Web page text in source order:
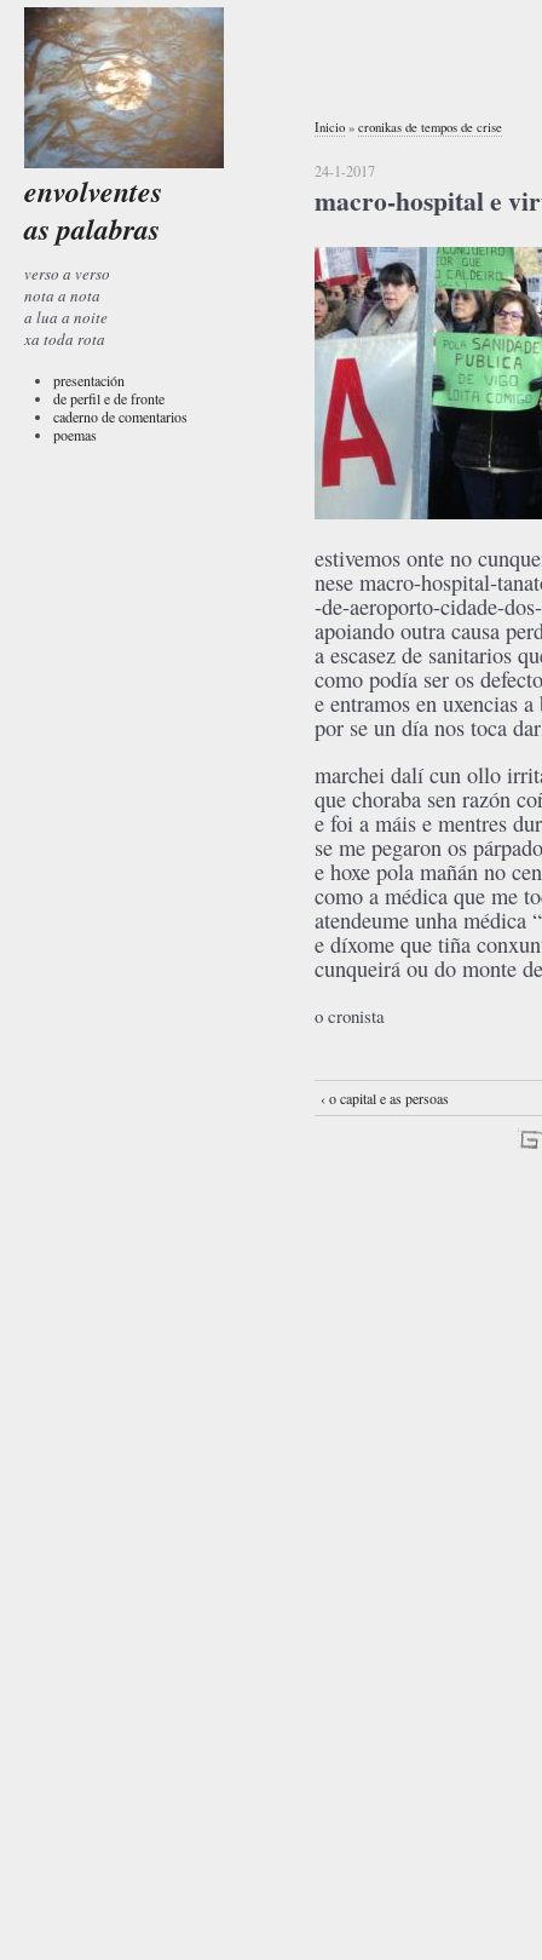
envolventes
as palabras
verso a verso
nota a nota
a lua a noite
xa toda rota
presentación
de perfil e de fronte
caderno de comentarios
poemas
Inicio » cronikas de tempos de crise
24-1-2017
macro-hospital e
estivemos onte no
nese macro-hospital-
-de-aeroporto-cidade-
apoiando outra causa
a escasez de sanitarios
como podía ser os
e entramos en uxencias
por se un día nos toca
marchei dalí cun ollo
que choraba sen razón
e foi a máis e mentres
se me pegaron os
e hoxe pola mañán no
como a médica que me
atendeume unha médica
e díxome que tiña
cunqueirá ou do monte
o cronista
‹ o capital e as persoas